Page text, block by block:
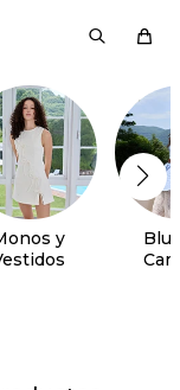
y